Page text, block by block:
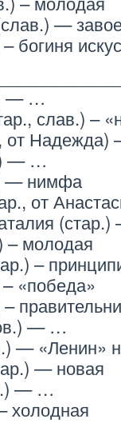
—
богиня
— …
слав.) –
от Надежда)
— …
— нимфа
от
(стар.)
– молодая
–
«победа»
— …
— «Ленин»
— новая
— …
холодная